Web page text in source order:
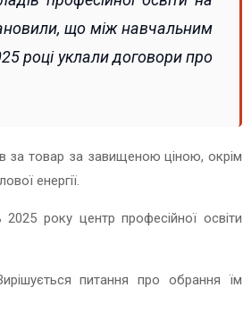
що між навчальним
році уклали договори про
за товар за завищеною ціною, окрім
енергії.
року центр професійної освіти
питання про обрання їм